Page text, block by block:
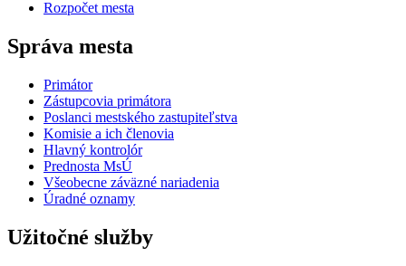
Rozpočet mesta
Správa mesta
Primátor
Zástupcovia primátora
Poslanci mestského zastupiteľstva
Komisie a ich členovia
Hlavný kontrolór
Prednosta MsÚ
Všeobecne záväzné nariadenia
Úradné oznamy
Užitočné služby